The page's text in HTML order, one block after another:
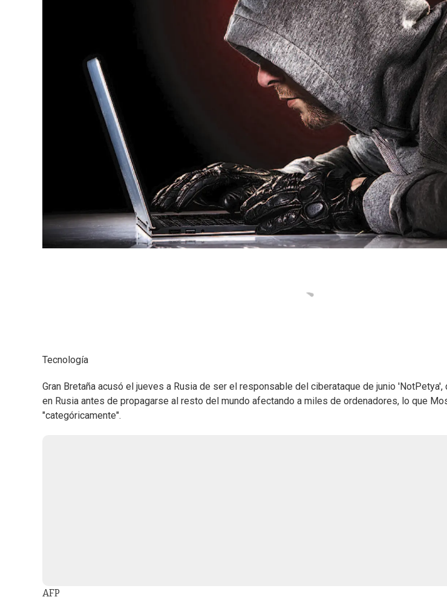
Tecnología
Gran Bretaña acusó el jueves a Rusia de ser el responsable del ciberataque de junio 'NotPetya',
en Rusia antes de propagarse al resto del mundo afectando a miles de ordenadores, lo que
"categóricamente".
AFP